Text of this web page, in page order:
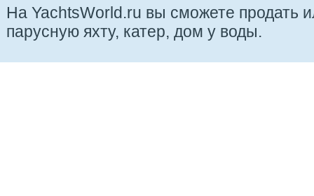
На YachtsWorld.ru вы сможете продать
парусную яхту, катер, дом у воды.